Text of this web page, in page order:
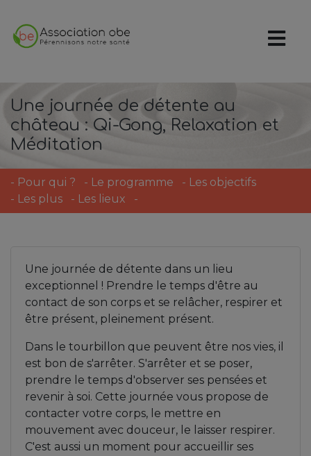
Une journée de détente au
château : Qi-Gong, Relaxation et
Méditation
- Pour qui ? - Le programme - Les objectifs
- Les plus - Les lieux -
Une journée de détente dans un lieu
exceptionnel ! Prendre le temps d'être au
contact de son corps et se relâcher, respirer et
être présent, pleinement présent.
Dans le tourbillon que peuvent être nos vies, il
est bon de s'arrêter. S'arrêter et se poser,
prendre le temps d'observer ses pensées et
revenir à soi. Cette journée vous propose de
contacter votre corps, le mettre en
mouvement avec douceur, le laisser respirer.
C'est aussi un moment pour accueillir ses